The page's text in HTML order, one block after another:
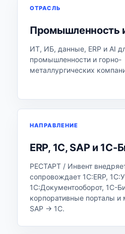
ОТРАСЛЬ
Промышленность
ИТ, ИБ, данные, ERP и AI
промышленности и горно-
металлургических
НАПРАВЛЕНИЕ
ERP, 1С, SAP и 1С-
РЕСТАРТ / Инвент
сопровождает 1С:ERP,
1С:Документооборот, 1С-
корпоративные порталы и
SAP → 1С.